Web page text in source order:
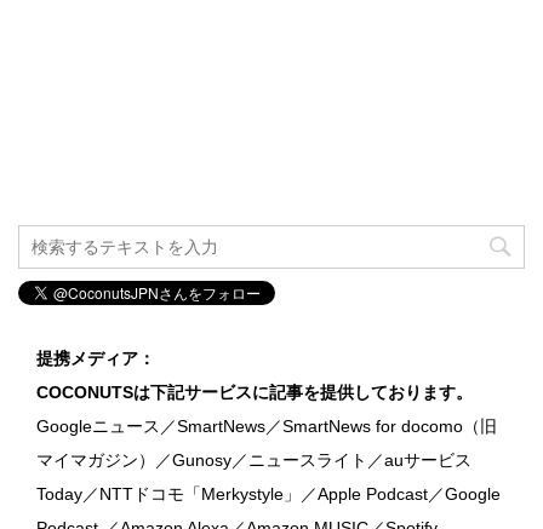
提携メディア：
COCONUTSは下記サービスに記事を提供しております。
Googleニュース／SmartNews／SmartNews for docomo（旧
マイマガジン）／Gunosy／ニュースライト／auサービス
Today／NTTドコモ「Merkystyle」／Apple Podcast／Google